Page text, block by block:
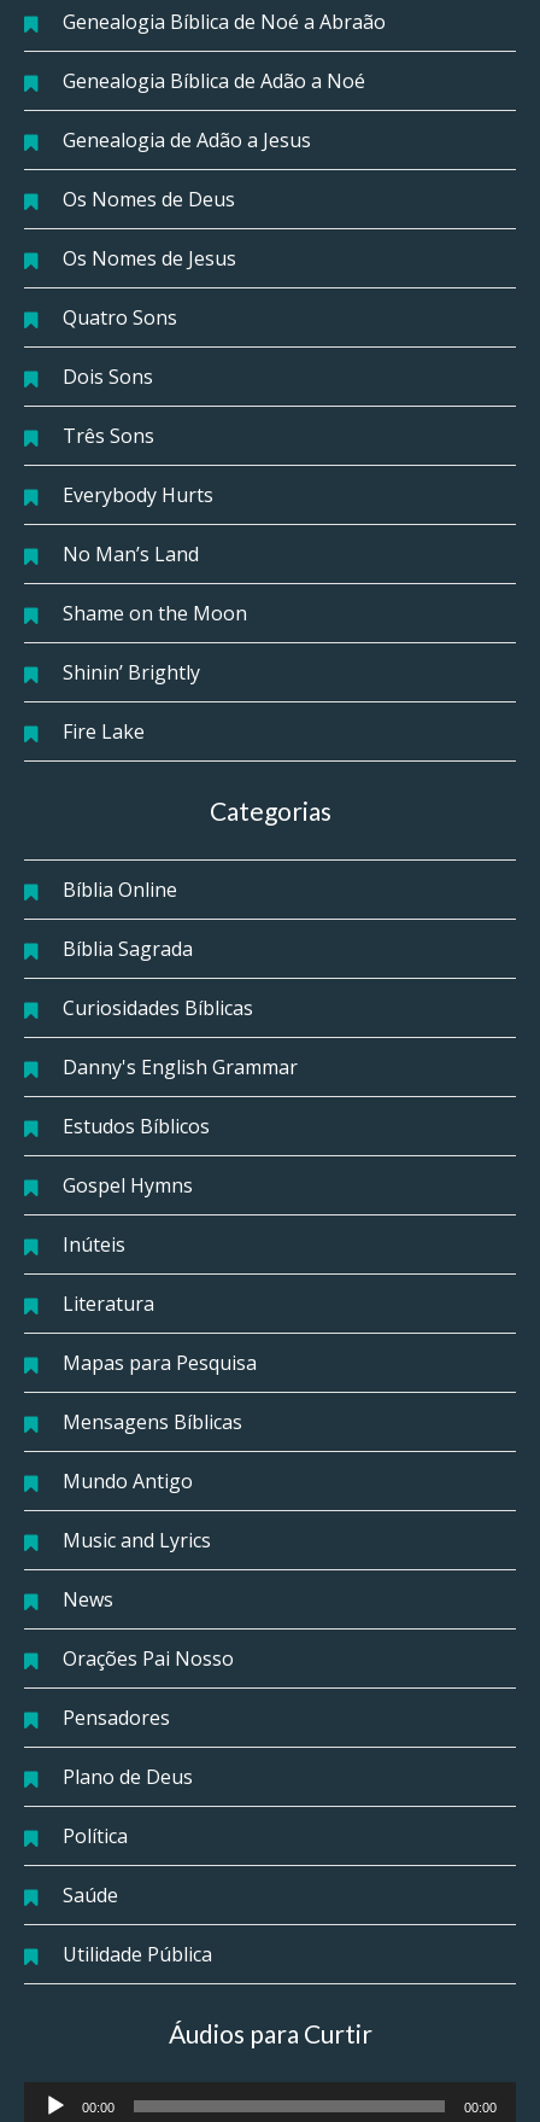
Genealogia Bíblica de Noé a Abraão
Genealogia Bíblica de Adão a Noé
Genealogia de Adão a Jesus
Os Nomes de Deus
Os Nomes de Jesus
Quatro Sons
Dois Sons
Três Sons
Everybody Hurts
No Man’s Land
Shame on the Moon
Shinin’ Brightly
Fire Lake
Categorias
Bíblia Online
Bíblia Sagrada
Curiosidades Bíblicas
Danny's English Grammar
Estudos Bíblicos
Gospel Hymns
Inúteis
Literatura
Mapas para Pesquisa
Mensagens Bíblicas
Mundo Antigo
Music and Lyrics
News
Orações Pai Nosso
Pensadores
Plano de Deus
Política
Saúde
Utilidade Pública
Áudios para Curtir
Tocador 00:00 00:00